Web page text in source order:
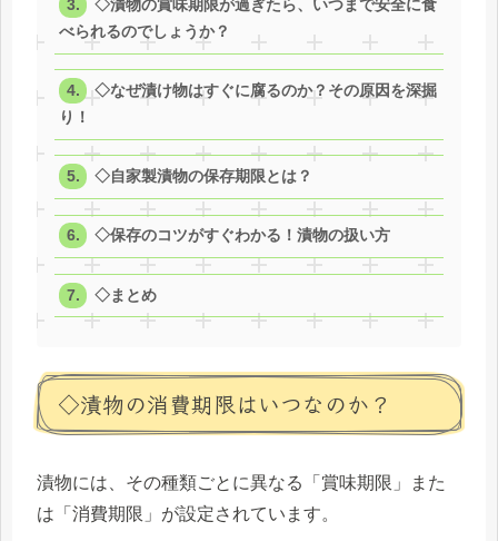
◇漬物の賞味期限が過ぎたら、いつまで安全に食
べられるのでしょうか？
◇なぜ漬け物はすぐに腐るのか？その原因を深掘
り！
◇自家製漬物の保存期限とは？
◇保存のコツがすぐわかる！漬物の扱い方
◇まとめ
◇漬物の消費期限はいつなのか？
漬物には、その種類ごとに異なる「賞味期限」また
は「消費期限」が設定されています。